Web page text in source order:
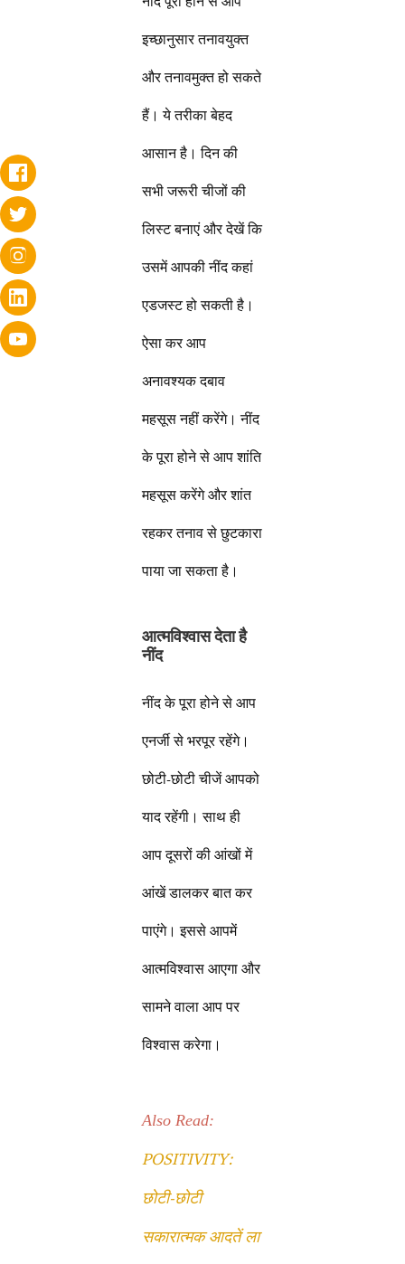
इच्छानुसार तनावयुक्त
और तनावमुक्त हो सकते
हैं। ये तरीका बेहद
आसान है। दिन की
सभी जरूरी चीजों की
लिस्ट बनाएं और देखें कि
उसमें आपकी नींद कहां
एडजस्ट हो सकती है।
ऐसा कर आप
अनावश्यक दबाव
महसूस नहीं करेंगे। नींद
के पूरा होने से आप शांति
महसूस करेंगे और शांत
रहकर तनाव से छुटकारा
पाया जा सकता है।
आत्मविश्वास देता है
नींद
नींद के पूरा होने से आप
एनर्जी से भरपूर रहेंगे।
छोटी-छोटी चीजें आपको
याद रहेंगी। साथ ही
आप दूसरों की आंखों में
आंखें डालकर बात कर
पाएंगे। इससे आपमें
आत्मविश्वास आएगा और
सामने वाला आप पर
विश्वास करेगा।
Also Read:
POSITIVITY:
छोटी-छोटी
सकारात्मक आदतें ला